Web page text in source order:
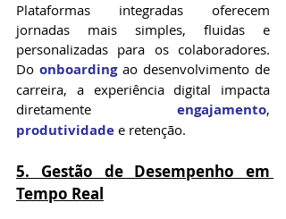
Plataformas integradas oferecem
jornadas mais simples, fluidas e
personalizadas para os colaboradores.
Do onboarding ao desenvolvimento de
carreira, a experiência digital impacta
diretamente engajamento
produtividade e retenção.
5. Gestão de Desempenho em
Tempo Real